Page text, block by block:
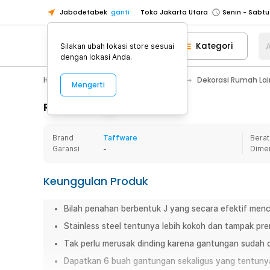
Jabodetabek ganti Toko Jakarta Utara
Toko Tangerang
Toko Cikupa
Pick n Go Jakarta Barat
Senin -
Pick n Go Bekasi
Senin - Jumat
Senin - Jumat
Senin -
Senin -
Toko Tangerang
Pick n Go Jakarta Barat
Senin -
Pick n Go Bekasi
Senin - Jumat
Pick n Go Depok
Senin - Jumat
Kategori
Home Appliance Dekorasi Rumah
Rincian Produk
Brand
Taffware
Garansi
-
Keunggulan Produk
Bilah penahan berbentuk J yang secara efektif
Stainless steel tentunya lebih kokoh dan tampak
Tak perlu merusak dinding karena gantungan sudah
Dapatkan 6 buah gantungan sekaligus yang
Silakan ubah lokasi store sesuai
dengan lokasi Anda.
Mengerti